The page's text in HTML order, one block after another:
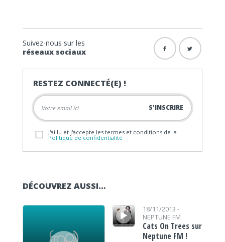
Suivez-nous sur les
réseaux sociaux
RESTEZ CONNECTÉ(E) !
J'ai lu et j'accepte les termes et conditions de la
Politique de confidentialité
DÉCOUVREZ AUSSI…
Lecteur audio
Lecteur audio18/11/2013 -
NEPTUNE FM
Cats On Trees sur
Neptune FM !